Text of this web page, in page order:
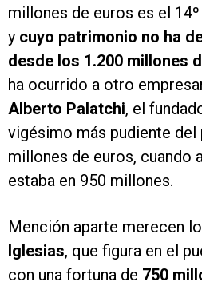
millones de euros es el
y cuyo patrimonio no ha
desde los 1.200 millones
ha ocurrido a otro
Alberto Palatchi, el
vigésimo más pudiente del
millones de euros, cuando
estaba en 950 millones.
Mención aparte merecen
Iglesias, que figura en el
con una fortuna de 750